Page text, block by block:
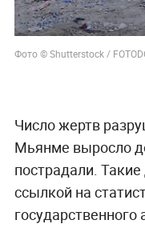
Фото © Shutterstock /
Число жертв
Мьянме выросло
пострадали.
ссылкой на